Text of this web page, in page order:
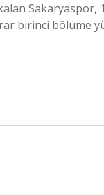
Sakaryaspor,
birinci bölüme